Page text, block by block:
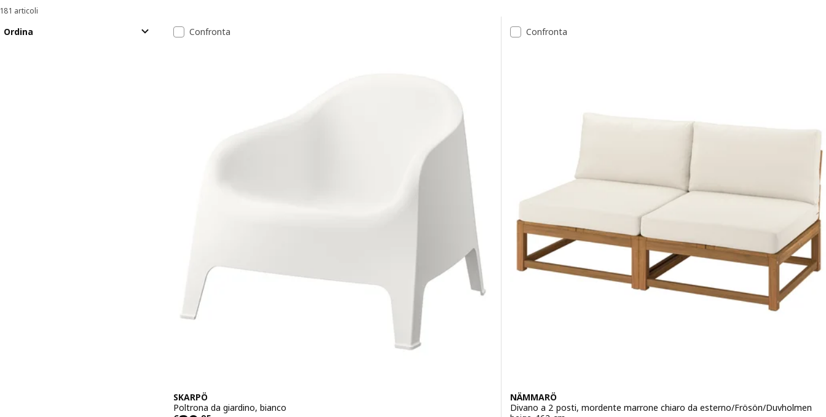
Ordina e filtra
181 articoli
Ordina Elenco dei risultati
Confronta
SKARPÖ
Poltrona da giardino, bianco
Confronta
NÄMMARÖ
Divano a 2 posti, mordente marrone chiaro da esterno/Frösön/Duvholmen